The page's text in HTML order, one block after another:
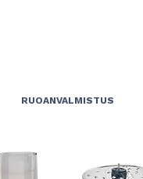
RUOANVALMISTUS